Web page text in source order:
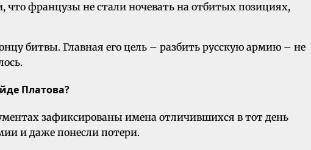
что французы не стали ночевать на отбитых позициях,
битвы. Главная его цель – разбить русскую армию – не
Платова?
зафиксированы имена отличившихся в тот день
и даже понесли потери.